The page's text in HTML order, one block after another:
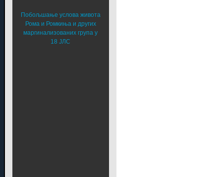
Побољшање услова живота
Рома и Ромкиња и других
маргинализованих група у
18 ЈЛС